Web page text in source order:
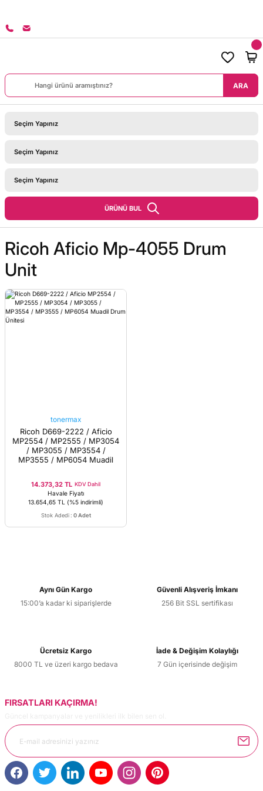
ARA
ÜRÜNÜ BUL
Ricoh Aficio Mp-4055 Drum
Unit
tonermax
Ricoh D669-2222 / Aficio
MP2554 / MP2555 / MP3054
/ MP3055 / MP3554 /
MP3555 / MP6054 Muadil
14.373,32 TL KDV Dahil
Havale Fiyatı
13.654,65 TL (%5 indirimli)
Stok Adedi : 0 Adet
Aynı Gün Kargo
15:00’a kadar ki siparişlerde
Güvenli Alışveriş İmkanı
256 Bit SSL sertifikası
Ücretsiz Kargo
8000 TL ve üzeri kargo bedava
İade & Değişim Kolaylığı
7 Gün içerisinde değişim
FIRSATLARI KAÇIRMA!